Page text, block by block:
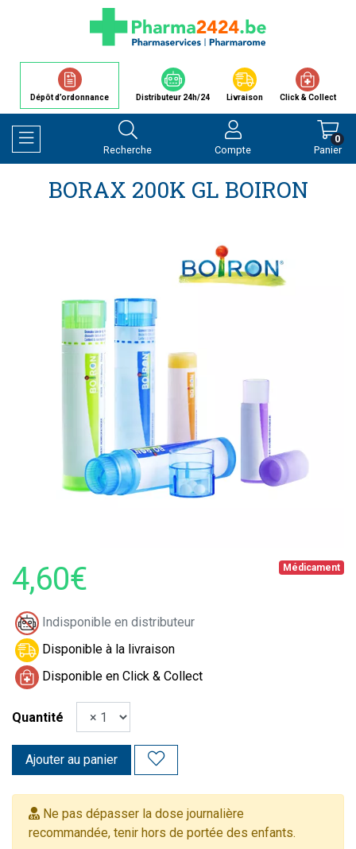
Dépôt d’ordonnance Distributeur 24h/24 Livraison Click & Collect
Afficher la navigation
Recherche Compte Panier
0
BORAX 200K GL BOIRON
Médicament
4,60€
Indisponible en distributeur
Disponible à la livraison
Disponible en Click & Collect
Quantité
Ajouter au panier
Ne pas dépasser la dose journalière
recommandée, tenir hors de portée des enfants.